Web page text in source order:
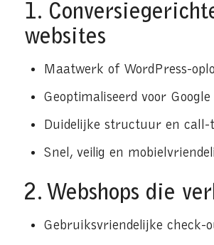
1.
websites
Maatwerk of WordPress-
Geoptimaliseerd voor
Duidelijke structuur en call-
Snel, veilig en
2. Webshops die
Gebruiksvriendelijke check-